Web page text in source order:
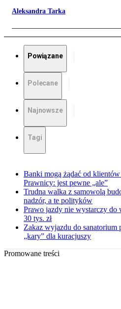
Aleksandra Tarka
Powiązane
Polecane
Najnowsze
Tagi
Banki mogą żądać od
Prawnicy: jest pewne „ale”
Trudna walka z samowolą
nadzór, a te polityków
Prawo jazdy nie wystarczy do
30 tys. zł
Zakaz wyjazdu do sanatorium
„kary” dla kuracjuszy
Promowane treści